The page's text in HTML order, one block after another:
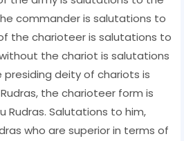
commander is salutations to
the charioteer is salutations to
the chariot is salutations
presiding deity of chariots is
the charioteer form is
Rudras. Salutations to him,
who are superior in terms of